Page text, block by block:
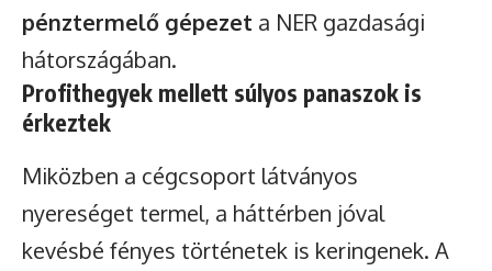
pénztermelő gépezet a NER gazdasági
hátországában.
Profithegyek mellett súlyos panaszok is
érkeztek
Miközben a cégcsoport látványos
nyereséget termel, a háttérben jóval
kevésbé fényes történetek is keringenek. A